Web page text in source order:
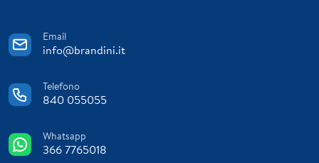
Email
info@brandini.it
Telefono
840 055055
Whatsapp
366 7765018